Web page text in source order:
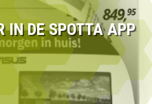
IN DE SPOTTA APP